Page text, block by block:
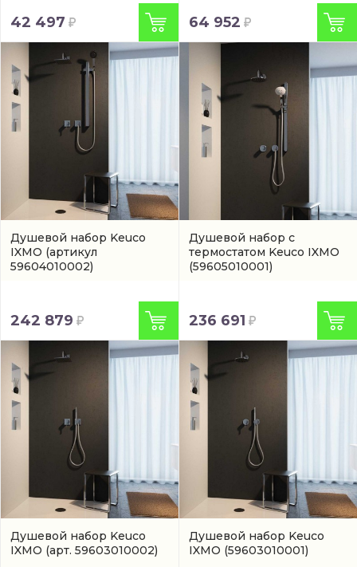
42 497 64 952
Душевой набор Keuco
IXMO (артикул
59604010002)
242 879
Душевой набор с
термостатом Keuco IXMO
(59605010001)
236 691
Душевой набор Keuco
IXMO (арт. 59603010002)
Душевой набор Keuco
IXMO (59603010001)